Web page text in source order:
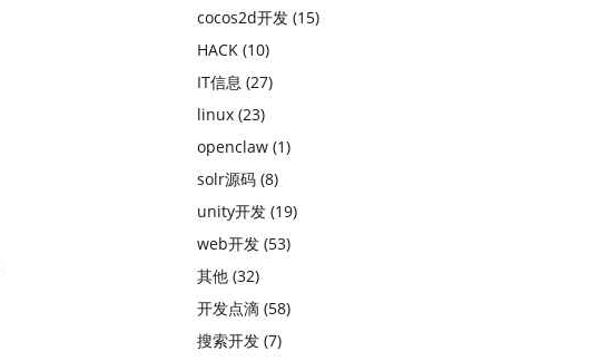
cocos2d开发 (15)
HACK (10)
IT信息 (27)
linux (23)
openclaw (1)
solr源码 (8)
unity开发 (19)
web开发 (53)
其他 (32)
开发点滴 (58)
搜索开发 (7)